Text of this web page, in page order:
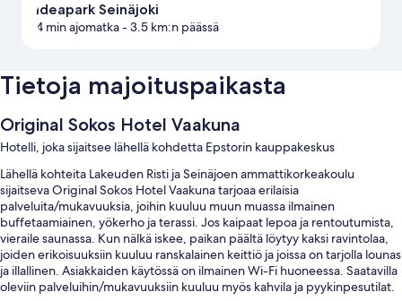
Ideapark Seinäjoki
4 min ajomatka- 3.5 km:n päässä
Tietoja majoituspaikasta
Original Sokos Hotel Vaakuna
Hotelli, joka sijaitsee lähellä kohdetta Epstorin kauppakeskus
Lähellä kohteita Lakeuden Risti ja Seinäjoen ammattikorkeakoulu
sijaitseva Original Sokos Hotel Vaakuna tarjoaa erilaisia
palveluita/mukavuuksia, joihin kuuluu muun muassa ilmainen
buffetaamiainen, yökerho ja terassi. Jos kaipaat lepoa ja rentoutumista,
vieraile saunassa. Kun nälkä iskee, paikan päältä löytyy kaksi ravintolaa,
joiden erikoisuuksiin kuuluu ranskalainen keittiö ja joissa on tarjolla lounas
ja illallinen. Asiakkaiden käytössä on ilmainen Wi-Fi huoneessa. Saatavilla
oleviin palveluihin/mukavuuksiin kuuluu myös kahvila ja pyykinpesutilat.